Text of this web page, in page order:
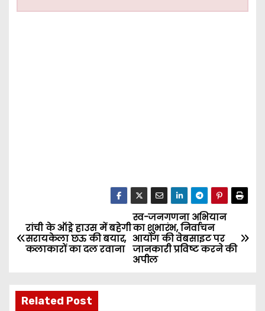
P
o
t
स्व-जनगणना अभियान
का शुभारंभ, निर्वाचन
आयोग की वेबसाइट पर
जानकारी प्रविष्ट करने की
अपील
रांची के ऑड्रे हाउस में बहेगी
सरायकेला छऊ की बयार,
कलाकारों का दल रवाना
Related Post